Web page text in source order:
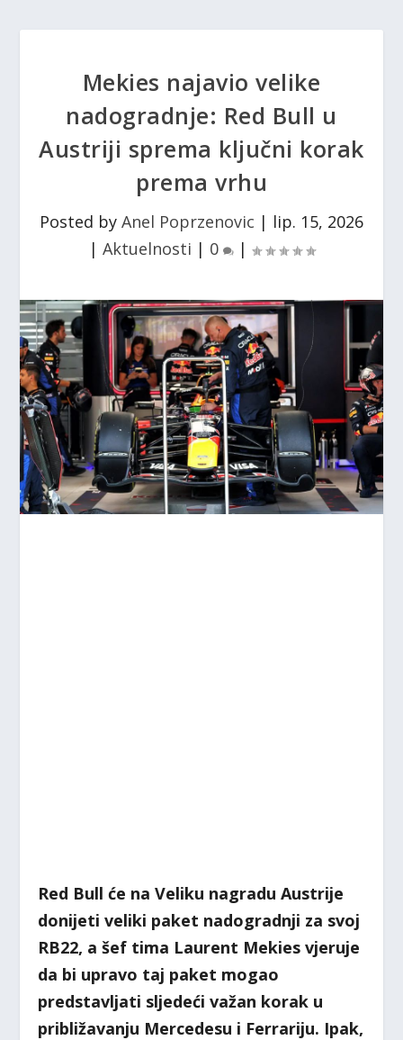
Mekies najavio velike
nadogradnje: Red Bull u
Austriji sprema ključni korak
prema vrhu
Posted by Anel Poprzenovic | lip. 15, 2026
| Aktuelnosti | 0 |
Red Bull će na Veliku nagradu Austrije
donijeti veliki paket nadogradnji za svoj
RB22, a šef tima Laurent Mekies vjeruje
da bi upravo taj paket mogao
predstavljati sljedeći važan korak u
približavanju Mercedesu i Ferrariju. Ipak,